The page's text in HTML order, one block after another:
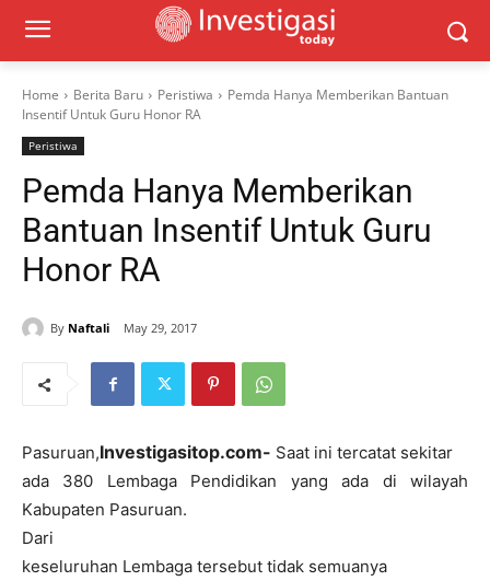
Home Berita Baru Peristiwa
Pemda Hanya Memberikan Bantuan
Insentif Untuk Guru Honor RA
Peristiwa
Pemda Hanya Memberikan
Bantuan Insentif Untuk Guru
Honor RA
By Naftali May 29, 2017
Pasuruan,Investigasitop.com- Saat ini tercatat sekitar
ada 380 Lembaga Pendidikan yang ada di wilayah
Kabupaten Pasuruan.
Dari
keseluruhan Lembaga tersebut tidak semuanya